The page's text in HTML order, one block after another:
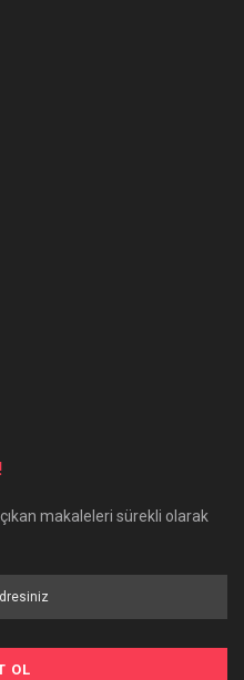
makaleleri sürekli olarak